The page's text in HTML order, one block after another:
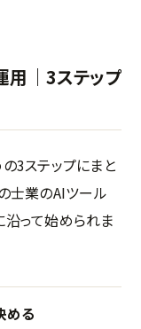
用｜3ステップ
3ステップにまと
士業のAIツール
って始められま
める